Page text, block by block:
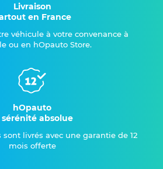
Livraison
en France
véhicule à votre convenance à
ou en hOpauto Store.
hOpauto
sérénité absolue
sont livrés avec une garantie de 12
mois offerte